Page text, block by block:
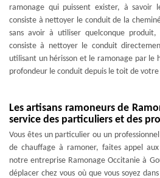
ramonage qui puissent exister, à savoir
consiste à nettoyer le conduit de la
sans avoir à utiliser quelconque
consiste à nettoyer le conduit
utilisant un hérisson et le ramonage par le
profondeur le conduit depuis le toit de votre
Les artisans ramoneurs de
service des particuliers et des
Vous êtes un particulier ou un
de chauffage à ramoner, faites appel
notre entreprise Ramonage Occitanie à
déplacer chez vous où que vous soyez